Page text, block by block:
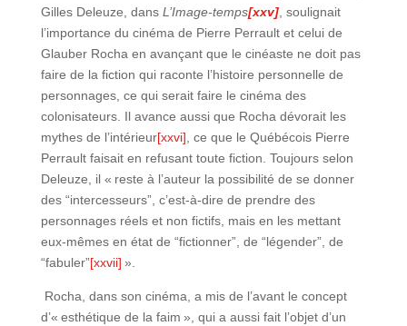
Gilles Deleuze, dans L’Image-temps[xxv], soulignait
l’importance du cinéma de Pierre Perrault et celui de
Glauber Rocha en avançant que le cinéaste ne doit pas
faire de la fiction qui raconte l’histoire personnelle de
personnages, ce qui serait faire le cinéma des
colonisateurs. Il avance aussi que Rocha dévorait les
mythes de l’intérieur[xxvi], ce que le Québécois Pierre
Perrault faisait en refusant toute fiction. Toujours selon
Deleuze, il « reste à l’auteur la possibilité de se donner
des “intercesseurs”, c’est-à-dire de prendre des
personnages réels et non fictifs, mais en les mettant
eux-mêmes en état de “fictionner”, de “légender”, de
“fabuler”[xxvii] ».
Rocha, dans son cinéma, a mis de l’avant le concept
d’« esthétique de la faim », qui a aussi fait l’objet d’un